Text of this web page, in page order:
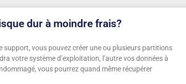
dur à moindre frais?
support, vous pouvez créer une ou plusieurs partitions
votre système d’exploitation, l’autre vos données à
vous pourrez quand même récupérer